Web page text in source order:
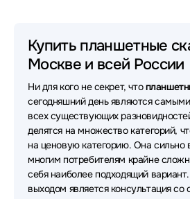
Планшетные сканеры Canon
Планшетные сканеры Fujitsu
Планшетные сканеры Xerox
Купить планшетные
Москве и всей России
Ни для кого не секрет, что
сегодняшний день являются
всех существующих
делятся на множество категорий,
на ценовую категорию. Она сильно
многим потребителям крайне
себя наиболее подходящий
выходом является консультация со